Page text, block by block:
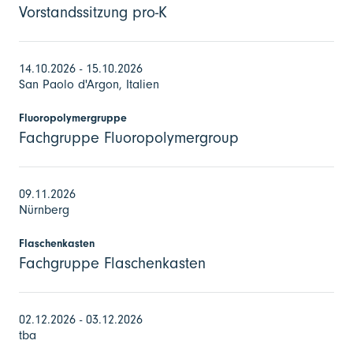
Vorstandssitzung pro-K
14.10.2026 - 15.10.2026
San Paolo d'Argon, Italien
Fluoropolymergruppe
Fachgruppe Fluoropolymergroup
09.11.2026
Nürnberg
Flaschenkasten
Fachgruppe Flaschenkasten
02.12.2026 - 03.12.2026
tba